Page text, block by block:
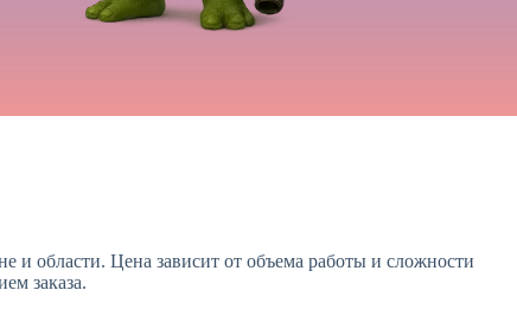
и области. Цена зависит от объема работы и сложности
заказа.